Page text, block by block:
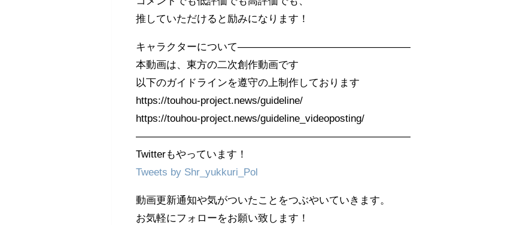
推していただけると励みになります！
キャラクターについて―――――――――――――――――
本動画は、東方の二次創作動画です
以下のガイドラインを遵守の上制作しております
https://touhou-project.news/guideline/
https://touhou-project.news/guideline_videoposting/
―――――――――――――――――――――――――――
Twitterもやっています！
Tweets by Shr_yukkuri_Pol
動画更新通知や気がついたことをつぶやいていきます。
お気軽にフォローをお願い致します！